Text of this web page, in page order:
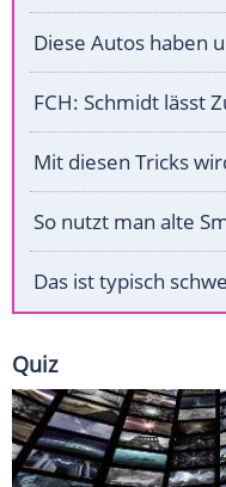
Diese Autos haben
FCH: Schmidt lässt
Mit diesen Tricks
So nutzt man alte
Das ist typisch
Quiz